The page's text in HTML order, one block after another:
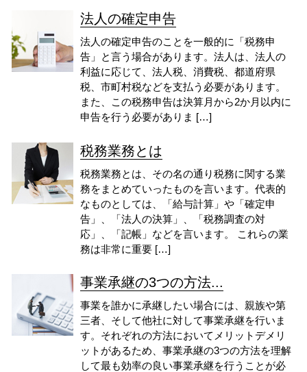
法人の確定申告
法人の確定申告のことを一般的に「税務申
告」と言う場合があります。法人は、法人の
利益に応じて、法人税、消費税、都道府県
税、市町村税などを支払う必要があります。
また、この税務申告は決算月から2か月以内に
申告を行う必要がありま […]
税務業務とは
税務業務とは、その名の通り税務に関する業
務をまとめていったものを言います。代表的
なものとしては、「給与計算」や「確定申
告」、「法人の決算」、「税務調査の対
応」、「記帳」などを言います。 これらの業
務は非常に重要 […]
事業承継の3つの方法...
事業を誰かに承継したい場合には、親族や第
三者、そして他社に対して事業承継を行いま
す。それぞれの方法においてメリットデメリ
ットがあるため、事業承継の3つの方法を理解
して最も効率の良い事業承継を行うことが必